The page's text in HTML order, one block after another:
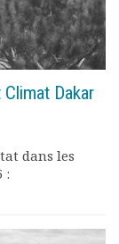
Dakar
dans les
: